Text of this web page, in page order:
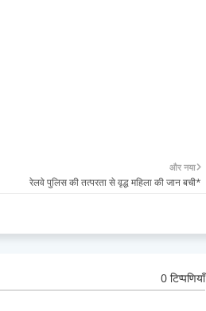
और नया
रेलवे पुलिस की तत्परता से वृद्ध महिला की जान बची*
0 टिप्पणियाँ